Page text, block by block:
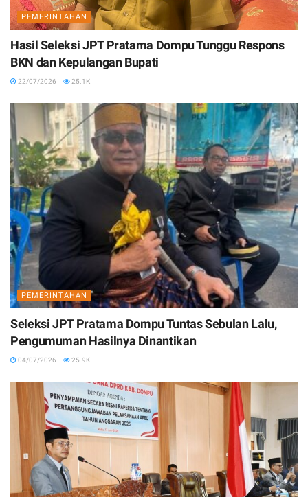
PEMERINTAHAN
Hasil Seleksi JPT Pratama Dompu Tunggu Respons
BKN dan Kepulangan Bupati
22/07/2026 25.1K
PEMERINTAHAN
Seleksi JPT Pratama Dompu Tuntas Sebulan Lalu,
Pengumuman Hasilnya Dinantikan
04/07/2026 25.9K